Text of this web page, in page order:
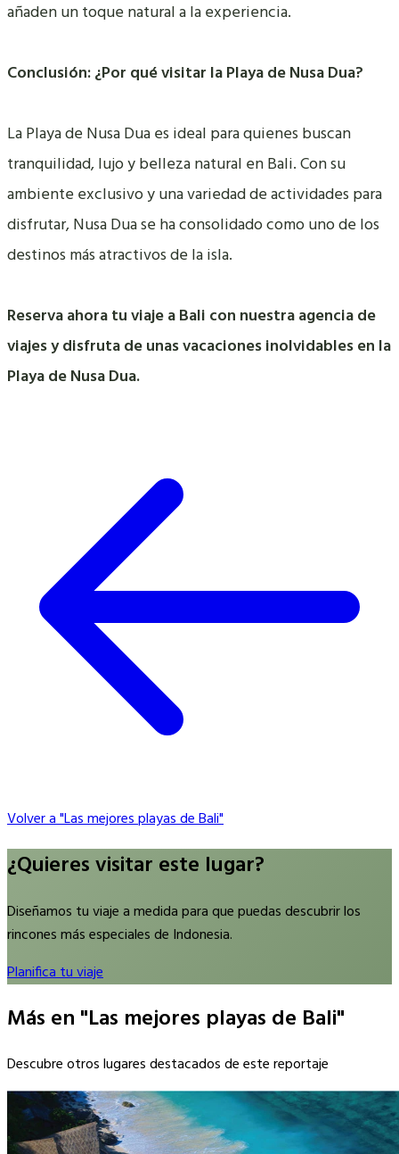
añaden un toque natural a la experiencia.
Conclusión: ¿Por qué visitar la Playa de Nusa Dua?
La Playa de Nusa Dua es ideal para quienes buscan
tranquilidad, lujo y belleza natural en Bali. Con su
ambiente exclusivo y una variedad de actividades para
disfrutar, Nusa Dua se ha consolidado como uno de los
destinos más atractivos de la isla.
Reserva ahora tu viaje a Bali con nuestra agencia de
viajes y disfruta de unas vacaciones inolvidables en la
Playa de Nusa Dua.
Volver a "Las mejores playas de Bali"
¿Quieres visitar este lugar?
Diseñamos tu viaje a medida para que puedas descubrir los
rincones más especiales de Indonesia.
Planifica tu viaje
Más en "Las mejores playas de Bali"
Descubre otros lugares destacados de este reportaje